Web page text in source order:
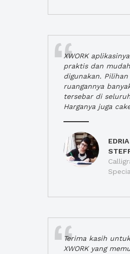
XWORK
praktis dan mudah
digunakan. Pilihan
ruangannya
tersebar di
Harganya juga
EDRIA
Terima kasih
XWORK yang